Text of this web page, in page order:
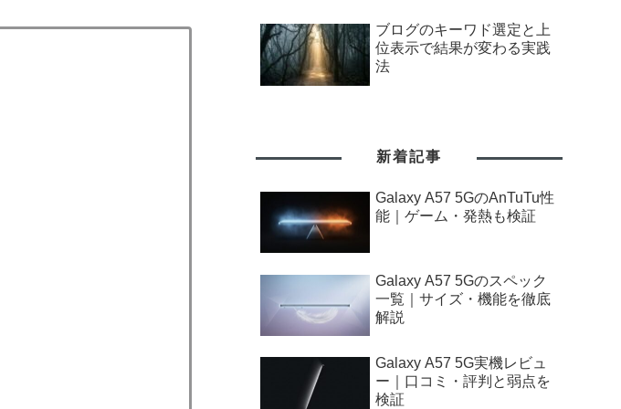
ブログのキーワド選定と上
位表示で結果が変わる実践
法
新着記事
Galaxy A57 5GのAnTuTu性
能｜ゲーム・発熱も検証
Galaxy A57 5Gのスペック
一覧｜サイズ・機能を徹底
解説
Galaxy A57 5G実機レビュ
ー｜口コミ・評判と弱点を
検証